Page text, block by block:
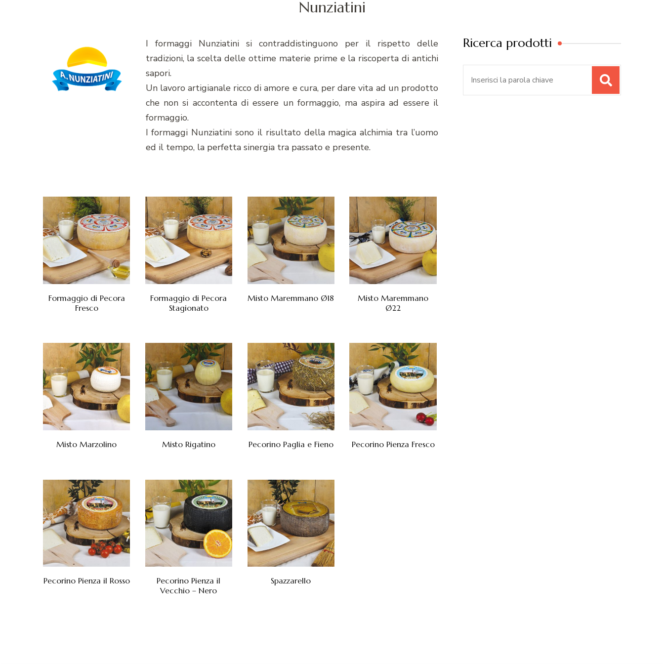
Nunziatini
I formaggi Nunziatini si contraddistinguono per il rispetto delle
tradizioni, la scelta delle ottime materie prime e la riscoperta di antichi
sapori.
Un lavoro artigianale ricco di amore e cura, per dare vita ad un prodotto
che non si accontenta di essere un formaggio, ma aspira ad essere il
formaggio.
I formaggi Nunziatini sono il risultato della magica alchimia tra l’uomo
ed il tempo, la perfetta sinergia tra passato e presente.
Formaggio di Pecora
Fresco
Formaggio di Pecora
Stagionato
Misto Maremmano Ø18
Misto Maremmano
Ø22
Misto Marzolino Misto Rigatino Pecorino Paglia e Fieno Pecorino Pienza Fresco
Pecorino Pienza il Rosso
Pecorino Pienza il
Vecchio – Nero
Spazzarello
Ricerca prodotti